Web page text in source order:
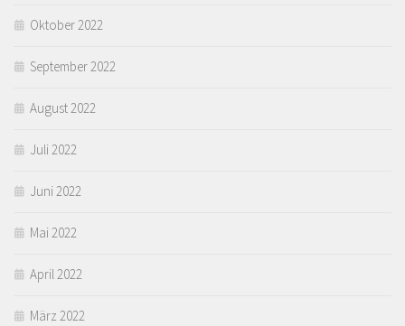
Oktober 2022
September 2022
August 2022
Juli 2022
Juni 2022
Mai 2022
April 2022
März 2022